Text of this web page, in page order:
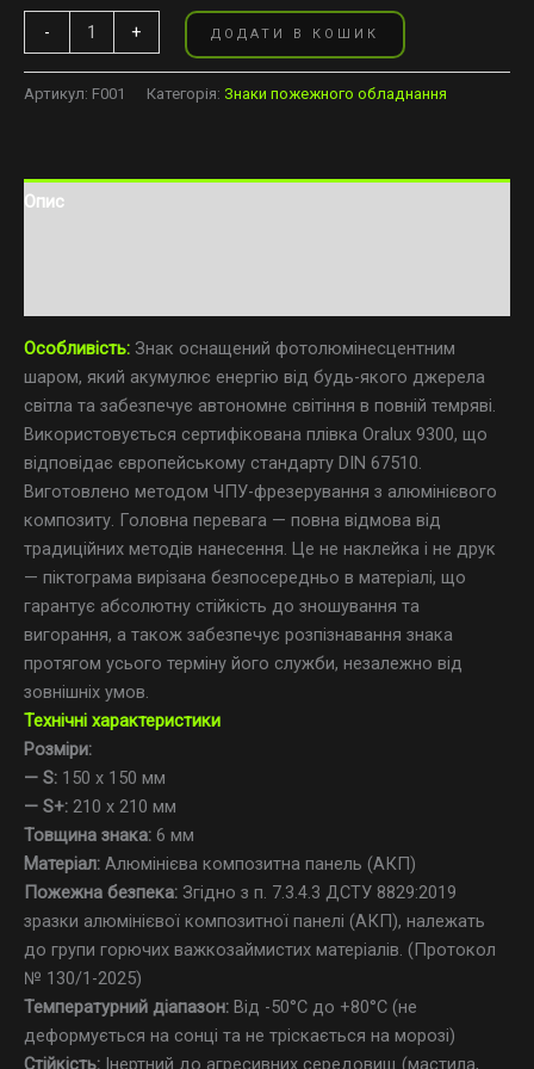
- + ДОДАТИ В КОШИК
Артикул: F001 Категорія: Знаки пожежного обладнання
Опис
Особливість: Знак оснащений фотолюмінесцентним
шаром, який акумулює енергію від будь-якого джерела
світла та забезпечує автономне світіння в повній темряві.
Використовується сертифікована плівка Oralux 9300, що
відповідає європейському стандарту DIN 67510.
Виготовлено методом ЧПУ-фрезерування з алюмінієвого
композиту. Головна перевага — повна відмова від
традиційних методів нанесення. Це не наклейка і не друк
— піктограма вирізана безпосередньо в матеріалі, що
гарантує абсолютну стійкість до зношування та
вигорання, а також забезпечує розпізнавання знака
протягом усього терміну його служби, незалежно від
зовнішніх умов.
Технічні характеристики
Розміри:
— S: 150 х 150 мм
— S+: 210 х 210 мм
Товщина знака: 6 мм
Матеріал: Алюмінієва композитна панель (АКП)
Пожежна безпека: Згiдно з п. 7.3.4.3 ДСТУ 8829:2019
зразки алюмiнієвої композитної панелi (АКП), належать
до групи горючих важкозаймистих матерiалiв. (Протокол
№ 130/1-2025)
Температурний діапазон: Від -50°C до +80°C (не
деформується на сонці та не тріскається на морозі)
Стійкість: Інертний до агресивних середовищ (мастила,